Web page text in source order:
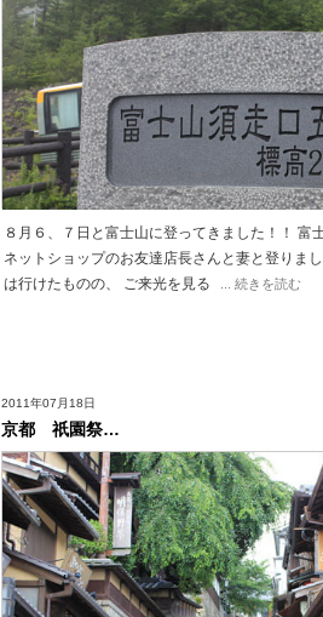
８月６、７日と富士山に登ってきました！！ 富
ネットショップのお友達店長さんと妻と登りま
は行けたものの、 ご来光を見る
... 続きを読む
2011年07月18日
京都 祇園祭…